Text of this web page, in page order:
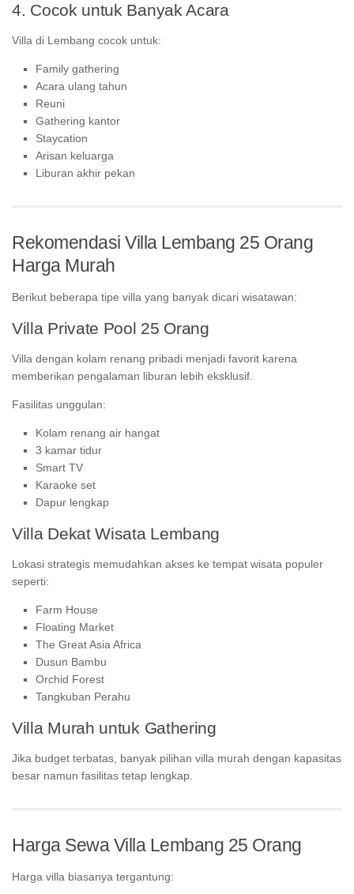
4. Cocok untuk Banyak Acara
Villa di Lembang cocok untuk:
Family gathering
Acara ulang tahun
Reuni
Gathering kantor
Staycation
Arisan keluarga
Liburan akhir pekan
Rekomendasi Villa Lembang 25 Orang
Harga Murah
Berikut beberapa tipe villa yang banyak dicari wisatawan:
Villa Private Pool 25 Orang
Villa dengan kolam renang pribadi menjadi favorit karena
memberikan pengalaman liburan lebih eksklusif.
Fasilitas unggulan:
Kolam renang air hangat
3 kamar tidur
Smart TV
Karaoke set
Dapur lengkap
Villa Dekat Wisata Lembang
Lokasi strategis memudahkan akses ke tempat wisata populer
seperti:
Farm House
Floating Market
The Great Asia Africa
Dusun Bambu
Orchid Forest
Tangkuban Perahu
Villa Murah untuk Gathering
Jika budget terbatas, banyak pilihan villa murah dengan kapasitas
besar namun fasilitas tetap lengkap.
Harga Sewa Villa Lembang 25 Orang
Harga villa biasanya tergantung: